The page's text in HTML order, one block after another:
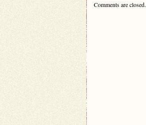
Comments are closed.